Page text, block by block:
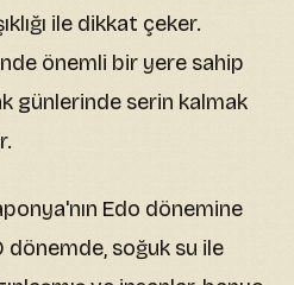
ile dikkat çeker.
önemli bir yere sahip
günlerinde serin kalmak
Edo dönemine
dönemde, soğuk su ile